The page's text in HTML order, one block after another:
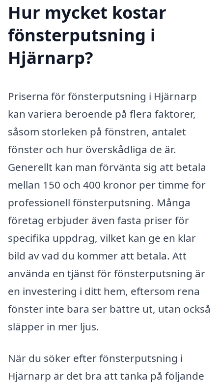
Hur mycket kostar
fönsterputsning i
Hjärnarp?
Priserna för fönsterputsning i Hjärnarp
kan variera beroende på flera faktorer,
såsom storleken på fönstren, antalet
fönster och hur överskådliga de är.
Generellt kan man förvänta sig att betala
mellan 150 och 400 kronor per timme för
professionell fönsterputsning. Många
företag erbjuder även fasta priser för
specifika uppdrag, vilket kan ge en klar
bild av vad du kommer att betala. Att
använda en tjänst för fönsterputsning är
en investering i ditt hem, eftersom rena
fönster inte bara ser bättre ut, utan också
släpper in mer ljus.
När du söker efter fönsterputsning i
Hjärnarp är det bra att tänka på följande